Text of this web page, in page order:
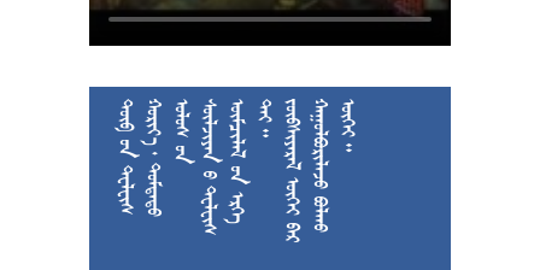

































































  






































 